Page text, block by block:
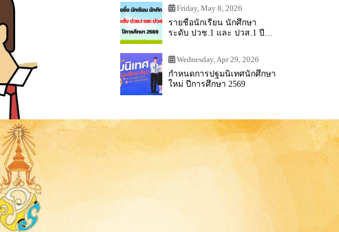
Friday, May 8, 2026
รายชื่อนักเรียน นักศึกษา
ระดับ ปวช.1 และ ปวส.1 ปี
Wednesday, Apr 29, 2026
กำหนดการปฐมนิเทศนักศึกษา
ใหม่ ปีการศึกษา 2569